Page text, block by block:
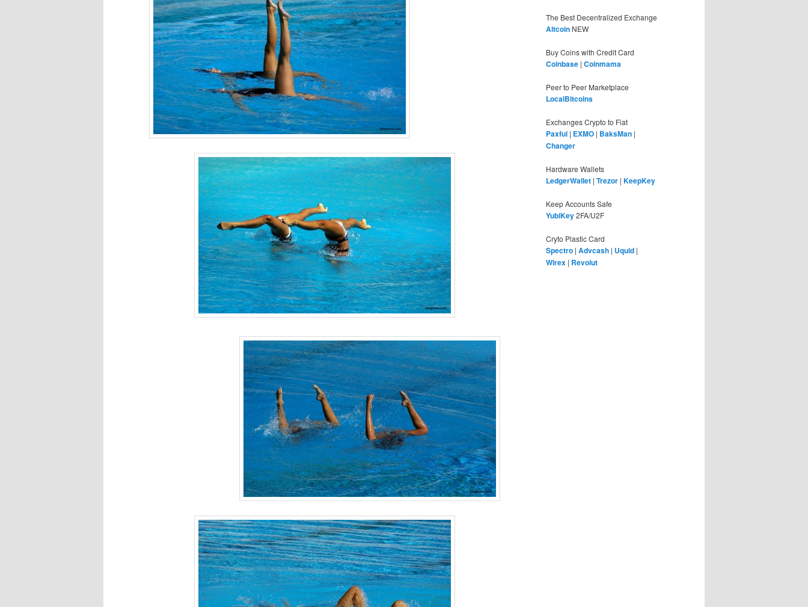
The Best Decentralized Exchange
Altcoin NEW
Buy Coins with Credit Card
Coinbase | Coinmama
Peer to Peer Marketplace
LocalBitcoins
Exchanges Crypto to Fiat
Paxful | EXMO | BaksMan |
Changer
Hardware Wallets
LedgerWallet | Trezor | KeepKey
Keep Accounts Safe
YubiKey2FA/U2F
Cryto Plastic Card
Spectro | Advcash | Uquid |
Wirex | Revolut